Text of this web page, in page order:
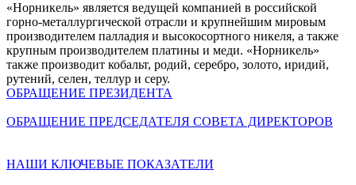
«Норникель» является ведущей компанией в российской
горно-металлургической отрасли и крупнейшим мировым
производителем палладия и высокосортного никеля, а также
крупным производителем платины и меди. «Норникель»
также производит кобальт, родий, серебро, золото, иридий,
рутений, селен, теллур и серу.
ОБРАЩЕНИЕ ПРЕЗИДЕНТА
ОБРАЩЕНИЕ ПРЕДСЕДАТЕЛЯ СОВЕТА ДИРЕКТОРОВ
НАШИ КЛЮЧЕВЫЕ ПОКАЗАТЕЛИ